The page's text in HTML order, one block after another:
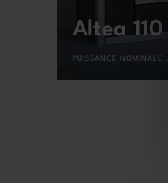
Altea 110
PUISSANCE NOMINALE :